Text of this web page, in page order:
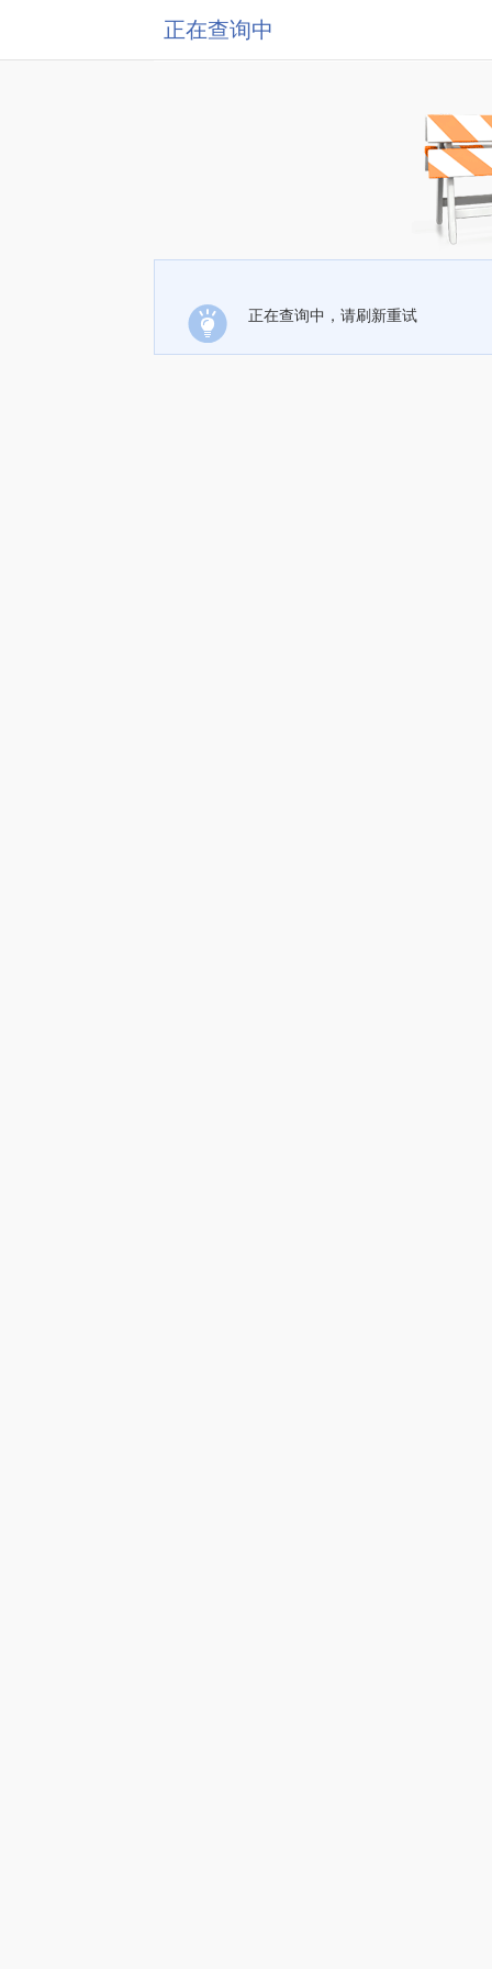
正在查询中
正在查询中，请刷新重试